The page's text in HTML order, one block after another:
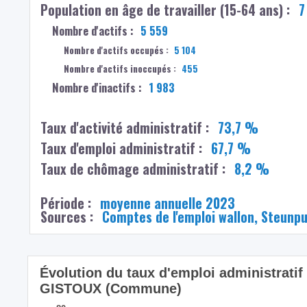
Population en âge de travailler (15-64 ans) :
Nombre d'actifs : 5 559
Nombre d'actifs occupés : 5 104
Nombre d'actifs inoccupés : 455
Nombre d'inactifs : 1 983
Taux d'activité administratif : 73,7 %
Taux d'emploi administratif : 67,7 %
Taux de chômage administratif : 8,2 %
Période : moyenne annuelle 2023
Sources : Comptes de l'emploi wallon,
Évolution du taux d'emploi administratif
GISTOUX (Commune)